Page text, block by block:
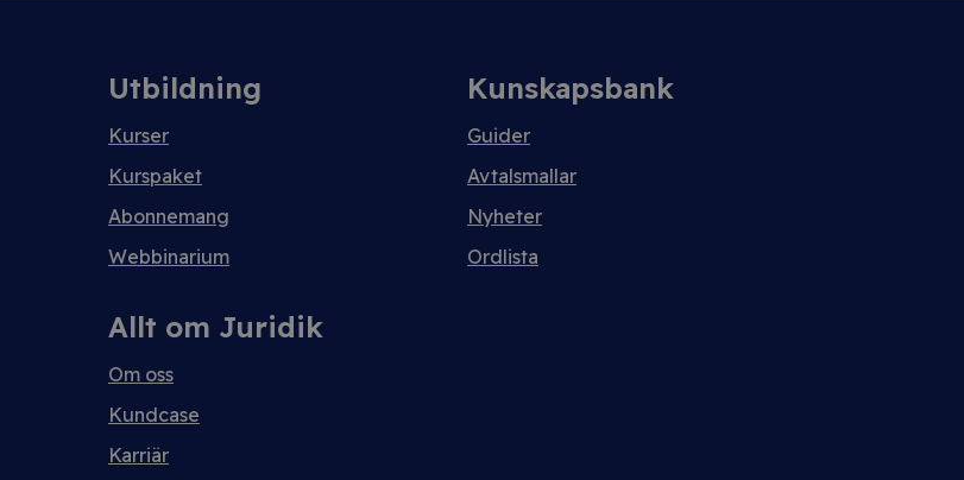
Utbildning
Kurser
Kurspaket
Abonnemang
Webbinarium
Kunskapsbank
Guider
Avtalsmallar
Nyheter
Ordlista
Allt om Juridik
Om oss
Kundcase
Karriär